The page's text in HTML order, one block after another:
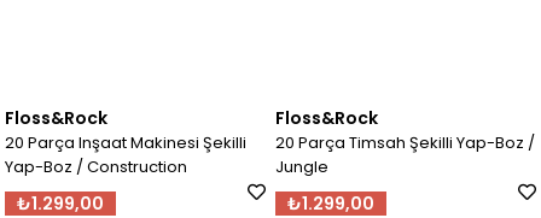
Floss&Rock
20 Parça Inşaat Makinesi Şekilli
Yap-Boz / Construction
₺1.299,00
Floss&Rock
20 Parça Timsah Şekilli Yap-Boz /
Jungle
₺1.299,00